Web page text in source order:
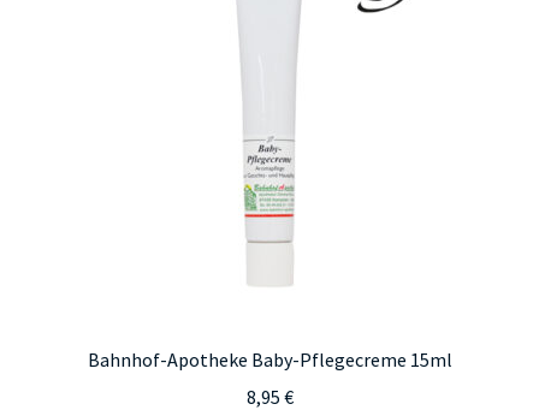
Bahnhof-Apotheke Baby-Pflegecreme 15ml
8,95 €